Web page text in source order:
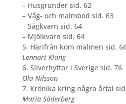
– Husgrunder sid. 62
– Våg- och malmbod sid. 63
– Sågkvarn sid. 64
– Mjölkvarn sid. 64
5. Härifrån kom malmen sid.
Lennart Klang
6. Silverhyttor i Sverige sid. 76
Ola Nilsson
7. Krönika kring några årtal
Maria Söderberg